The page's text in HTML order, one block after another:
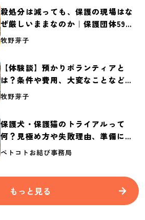
殺処分は減っても、保護の現場はな
ぜ厳しいままなのか｜保護団体59団
体の実態調査【保護犬・保護猫白書
牧野芽子
【体験談】預かりボランティアと
は？条件や費用、大変なことなど紹
介
牧野芽子
保護犬・保護猫のトライアルって
何？見極め方や失敗理由、準備に必
要なものを紹介
ペトコトお結び事務局
もっと見る